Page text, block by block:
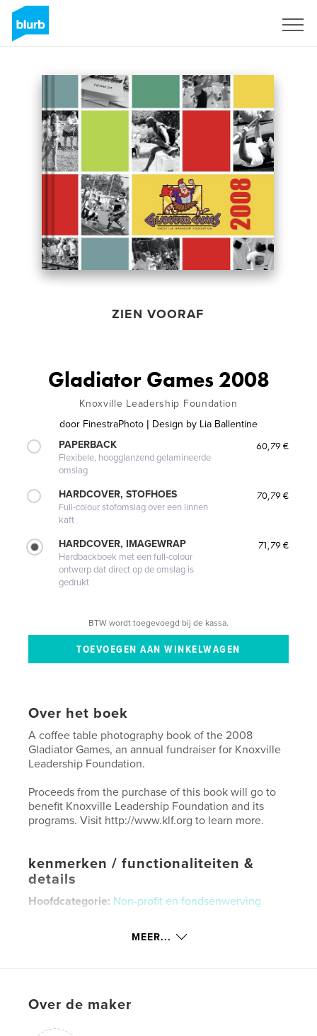
ZIEN VOORAF
Gladiator Games 2008
Knoxville Leadership Foundation
door FinestraPhoto | Design by Lia Ballentine
PAPERBACK
Flexibele, hoogglanzend gelamineerde
omslag
60,79 €
HARDCOVER, STOFHOES
Full-colour stofomslag over een linnen
kaft
70,79 €
HARDCOVER, IMAGEWRAP
Hardbackboek met een full-colour
ontwerp dat direct op de omslag is
gedrukt
71,79 €
BTW wordt toegevoegd bij de kassa.
Over het boek
A coffee table photography book of the 2008
Gladiator Games, an annual fundraiser for Knoxville
Leadership Foundation.
Proceeds from the purchase of this book will go to
benefit Knoxville Leadership Foundation and its
programs. Visit http://www.klf.org to learn more.
kenmerken / functionaliteiten &
details
Hoofdcategorie: Non-profit en fondsenwerving
knoxville leadership foundation
nonprofit
MEER...
Over de maker